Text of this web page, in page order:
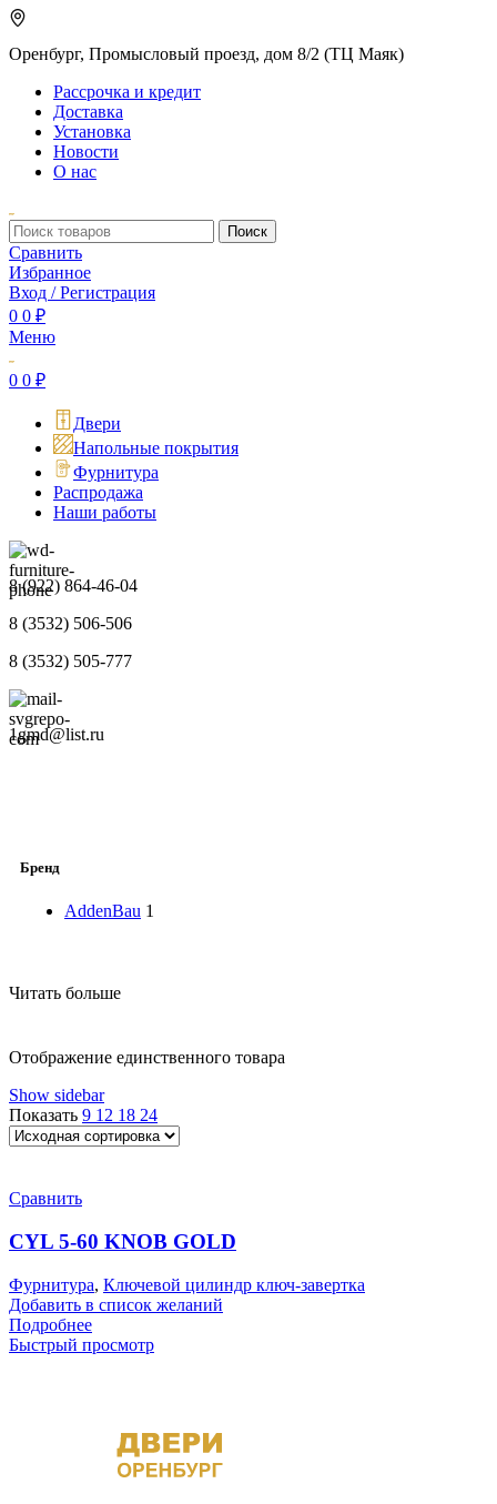
Оренбург, Промысловый проезд, дом 8/2 (ТЦ Маяк)
Рассрочка и кредит
Доставка
Установка
Новости
О нас
Поиск
Сравнить
Избранное
Вход / Регистрация
0 0 ₽
Меню
0 0 ₽
Двери
Напольные покрытия
Фурнитура
Распродажа
Наши работы
8 (922) 864-46-04
8 (3532) 506-506
8 (3532) 505-777
1gmd@list.ru
Бренд
AddenBau 1
Читать больше
Отображение единственного товара
Show sidebar
Показать 9 12 18 24
Сравнить
CYL 5-60 KNOB GOLD
Фурнитура, Ключевой цилиндр ключ-завертка
Добавить в список желаний
Подробнее
Быстрый просмотр